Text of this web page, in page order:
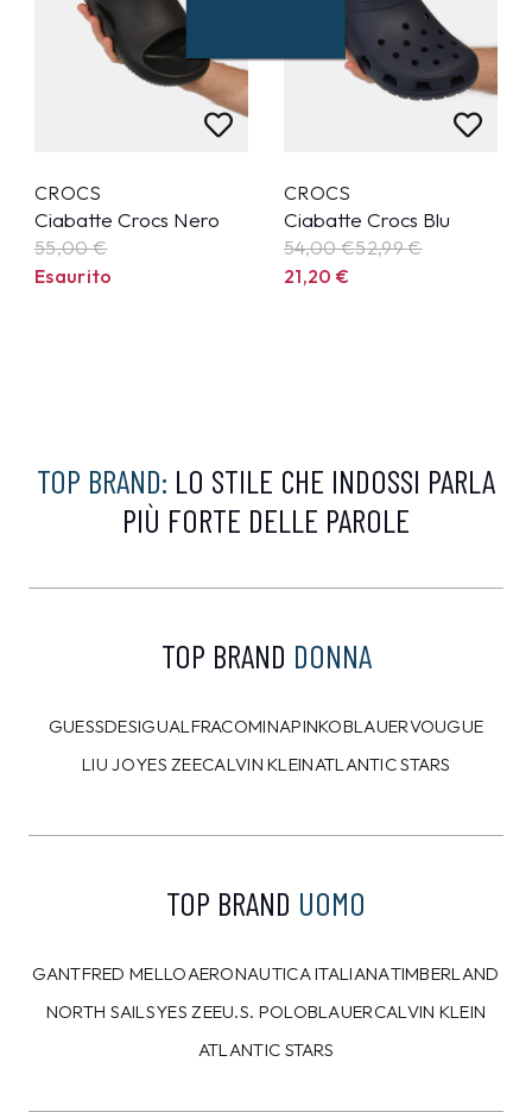
CROCS
Ciabatte Crocs Nero
55,00 €
Esaurito
CROCS
Ciabatte Crocs Blu
54,00 €52,99€
21,20€
TOP BRAND: LO STILE CHE INDOSSI PARLA
PIÙ FORTE DELLE PAROLE
TOP BRAND DONNA
GUESSDESIGUAL FRACOMINAPINKOBLAUERVOUGUE
LIU JOYES ZEECALVIN KLEINATLANTIC STARS
TOP BRAND UOMO
GANTFRED MELLOAERONAUTICA ITALIANATIMBERLAND
NORTH SAILSYES ZEEU.S. POLOBLAUERCALVIN KLEIN
ATLANTIC STARS